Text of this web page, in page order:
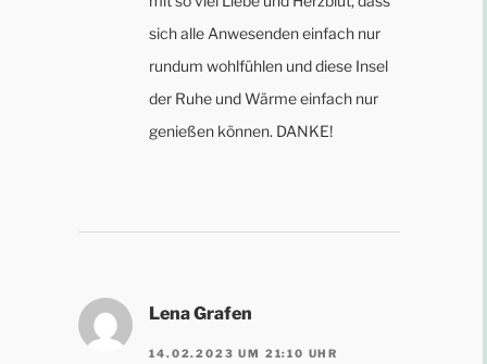
sich alle Anwesenden einfach nur
rundum wohlfühlen und diese Insel
der Ruhe und Wärme einfach nur
genießen können. DANKE!
Lena Grafen
14.02.2023 UM 21:10 UHR